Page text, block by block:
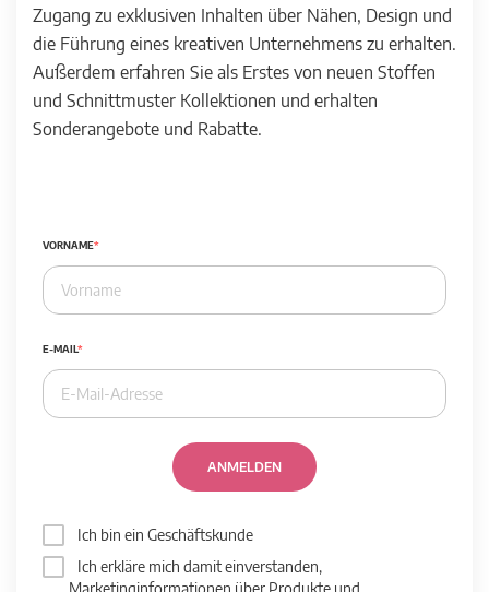
Zugang zu exklusiven Inhalten über Nähen, Design und
die Führung eines kreativen Unternehmens zu erhalten.
Außerdem erfahren Sie als Erstes von neuen Stoffen
und Schnittmuster Kollektionen und erhalten
Sonderangebote und Rabatte.
VORNAME
E-MAIL
ANMELDEN
Ich bin ein Geschäftskunde
Ich erkläre mich damit einverstanden,